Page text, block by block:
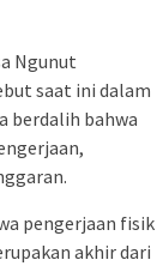
Ngunut
saat ini dalam
berdalih bahwa
pengerjaan fisik
akhir dari